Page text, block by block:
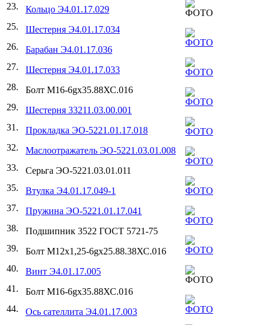
23.
25.
26.
27.
28.
29.
31.
32.
33.
35.
37.
38.
39.
40.
41.
44.
Кольцо Э4.01.17.029
Шестерня Э4.01.17.034
Барабан Э4.01.17.036
Шестерня Э4.01.17.033
Болт М16-6gх35.88ХС.016
Шестерня 33211.03.00.001
Прокладка ЭО-5221.01.17.018
Маслоотражатель ЭО-5221.03.01.008
Серьга ЭО-5221.03.01.011
Втулка Э4.01.17.049-1
Пружина ЭО-5221.01.17.041
Подшипник 3522 ГОСТ 5721-75
Болт М12х1,25-6gх25.88.38ХС.016
Винт Э4.01.17.005
Болт М16-6gх35.88ХС.016
Ось сателлита Э4.01.17.003